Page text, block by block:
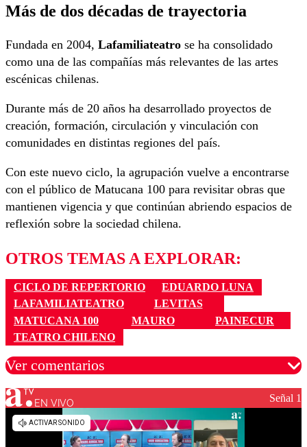
Más de dos décadas de trayectoria
Fundada en 2004, Lafamiliateatro se ha consolidado
como una de las compañías más relevantes de las artes
escénicas chilenas.
Durante más de 20 años ha desarrollado proyectos de
creación, formación, circulación y vinculación con
comunidades en distintas regiones del país.
Con este nuevo ciclo, la agrupación vuelve a encontrarse
con el público de Matucana 100 para revisitar obras que
mantienen vigencia y que continúan abriendo espacios de
reflexión sobre la sociedad chilena.
OTROS TEMAS A EXPLORAR:
CICLO DE REPERTORIO
EDUARDO LUNA
LAFAMILIATEATRO
LEVITAS
MATUCANA 100
MAURO
PAINECUR
TEATRO CHILENO
Ver comentarios
Los comentarios son moderados para garantizar un
diálogo respetuoso.
EN VIVO Señal 1